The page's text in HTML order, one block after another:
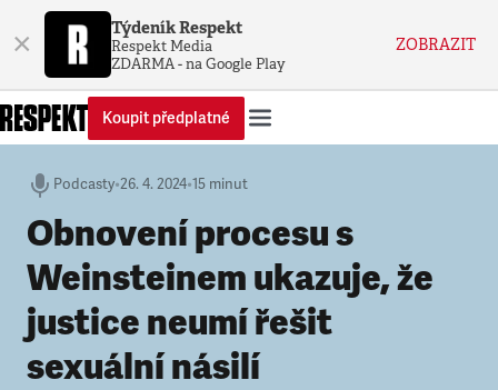
× Týdeník Respekt
Respekt Media
ZDARMA - na Google Play
ZOBRAZIT
Koupit předplatné
Podcasty•26. 4. 2024•15 minut
Obnovení procesu s
Weinsteinem ukazuje, že
justice neumí řešit
sexuální násilí